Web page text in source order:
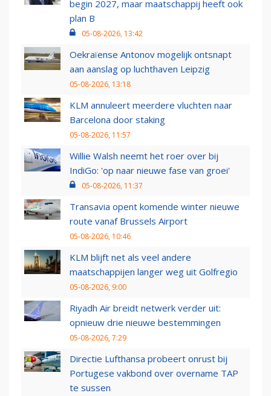
begin 2027, maar maatschappij heeft ook
plan B
05-08-2026, 13:42
Oekraïense Antonov mogelijk ontsnapt
aan aanslag op luchthaven Leipzig
05-08-2026, 13:18
KLM annuleert meerdere vluchten naar
Barcelona door staking
05-08-2026, 11:57
Willie Walsh neemt het roer over bij
IndiGo: 'op naar nieuwe fase van groei'
05-08-2026, 11:37
Transavia opent komende winter nieuwe
route vanaf Brussels Airport
05-08-2026, 10:46
KLM blijft net als veel andere
maatschappijen langer weg uit Golfregio
05-08-2026, 9:00
Riyadh Air breidt netwerk verder uit:
opnieuw drie nieuwe bestemmingen
05-08-2026, 7:29
Directie Lufthansa probeert onrust bij
Portugese vakbond over overname TAP
te sussen